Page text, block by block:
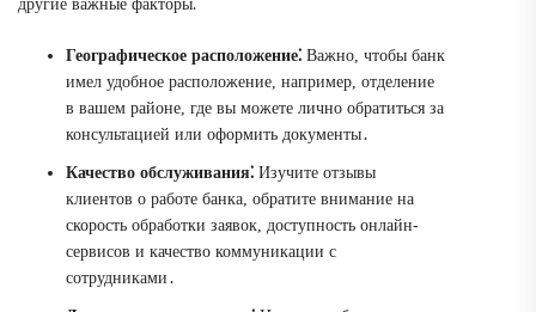
другие важные факторы⁚
Географическое расположение⁚ Важно, чтобы банк
имел удобное расположение, например, отделение
в вашем районе, где вы можете лично обратиться за
консультацией или оформить документы․
Качество обслуживания⁚ Изучите отзывы
клиентов о работе банка, обратите внимание на
скорость обработки заявок, доступность онлайн-
сервисов и качество коммуникации с
сотрудниками․